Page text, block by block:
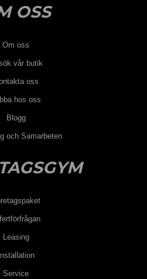
OSS
Om oss
vår butik
oss
hos oss
Blogg
och Samarbeten
Leasing
Installation
Service